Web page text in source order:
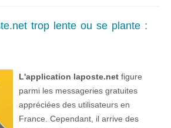
trop lente ou se plante :
L'application laposte.net figure
parmi les messageries gratuites
appréciées des utilisateurs en
France. Cependant, il arrive des